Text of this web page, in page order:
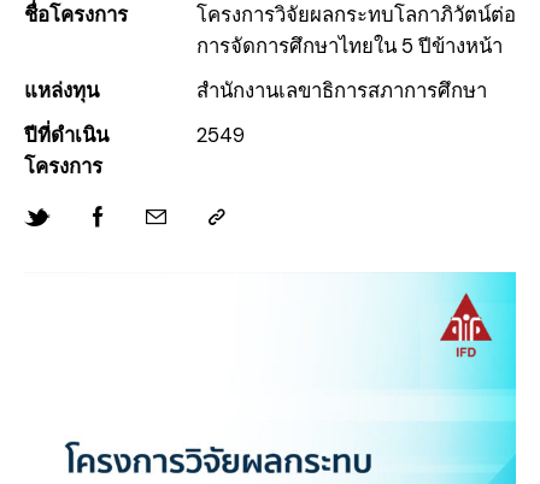
ชื่อโครงการ
โครงการวิจัยผลกระทบโลกาภิวัตน์ต่อ
การจัดการศึกษาไทยใน 5 ปีข้างหน้า
แหล่งทุน
สำนักงานเลขาธิการสภาการศึกษา
ปีที่ดำเนิน
โครงการ
2549